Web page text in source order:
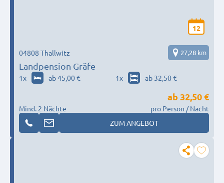
12
Landpension Gräfe
04808 Thallwitz 27,28 km
1x ab 45,00 € 1x ab 32,50 €
Mind. 2 Nächte
ab 32,50 €
pro Person / Nacht
ZUM ANGEBOT